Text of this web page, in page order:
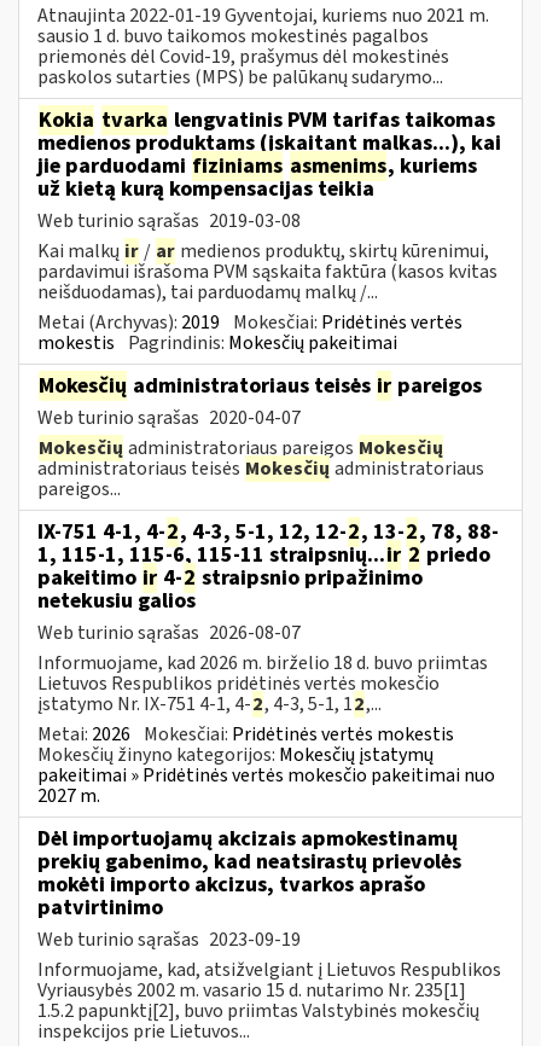
Atnaujinta 2022-01-19 Gyventojai, kuriems nuo 2021 m.
sausio 1 d. buvo taikomos mokestinės pagalbos
priemonės dėl Covid-19, prašymus dėl mokestinės
paskolos sutarties (MPS) be palūkanų sudarymo...
Kokia tvarka lengvatinis PVM tarifas taikomas
medienos produktams (įskaitant malkas...), kai
jie parduodami fiziniams asmenims, kuriems
už kietą kurą kompensacijas teikia
Web turinio sąrašas 2019-03-08
Kai malkų ir / ar medienos produktų, skirtų kūrenimui,
pardavimui išrašoma PVM sąskaita faktūra (kasos kvitas
neišduodamas), tai parduodamų malkų /...
Metai (Archyvas): 2019 Mokesčiai: Pridėtinės vertės
mokestis Pagrindinis: Mokesčių pakeitimai
Mokesčių administratoriaus teisės ir pareigos
Web turinio sąrašas 2020-04-07
Mokesčių administratoriaus pareigos Mokesčių
administratoriaus teisės Mokesčių administratoriaus
pareigos...
IX-751 4-1, 4-2, 4-3, 5-1, 12, 12-2, 13-2, 78, 88-
1, 115-1, 115-6, 115-11 straipsnių...ir 2 priedo
pakeitimo ir 4-2 straipsnio pripažinimo
netekusiu galios
Web turinio sąrašas 2026-08-07
Informuojame, kad 2026 m. birželio 18 d. buvo priimtas
Lietuvos Respublikos pridėtinės vertės mokesčio
įstatymo Nr. IX-751 4-1, 4-2, 4-3, 5-1, 12,...
Metai: 2026 Mokesčiai: Pridėtinės vertės mokestis
Mokesčių žinyno kategorijos: Mokesčių įstatymų
pakeitimai » Pridėtinės vertės mokesčio pakeitimai nuo
2027 m.
Dėl importuojamų akcizais apmokestinamų
prekių gabenimo, kad neatsirastų prievolės
mokėti importo akcizus, tvarkos aprašo
patvirtinimo
Web turinio sąrašas 2023-09-19
Informuojame, kad, atsižvelgiant į Lietuvos Respublikos
Vyriausybės 2002 m. vasario 15 d. nutarimo Nr. 235[1]
1.5.2 papunktį[2], buvo priimtas Valstybinės mokesčių
inspekcijos prie Lietuvos...